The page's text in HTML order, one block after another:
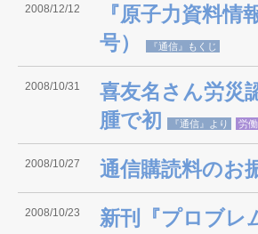
2008/12/12
『原子力資料
号）
『通信』もくじ
2008/10/31
喜友名さん労災
腫で初
『通信』より 労
2008/10/27 通信購読料のお
2008/10/23
新刊『プロブレ